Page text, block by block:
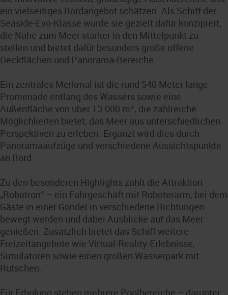
ein vielseitiges Bordangebot schätzen. Als Schiff der
Seaside-Evo-Klasse wurde sie gezielt dafür konzipiert,
die Nähe zum Meer stärker in den Mittelpunkt zu
stellen und bietet dafür besonders große offene
Deckflächen und Panorama-Bereiche.
Ein zentrales Merkmal ist die rund 540 Meter lange
Promenade entlang des Wassers sowie eine
Außenfläche von über 13.000 m², die zahlreiche
Möglichkeiten bietet, das Meer aus unterschiedlichen
Perspektiven zu erleben. Ergänzt wird dies durch
Panoramaaufzüge und verschiedene Aussichtspunkte
an Bord.
Zu den besonderen Highlights zählt die Attraktion
„Robotron“ – ein Fahrgeschäft mit Roboterarm, bei dem
Gäste in einer Gondel in verschiedene Richtungen
bewegt werden und dabei Ausblicke auf das Meer
genießen. Zusätzlich bietet das Schiff weitere
Freizeitangebote wie Virtual-Reality-Erlebnisse,
Simulatoren sowie einen großen Wasserpark mit
Rutschen.
Für Erholung stehen mehrere Poolbereiche – darunter